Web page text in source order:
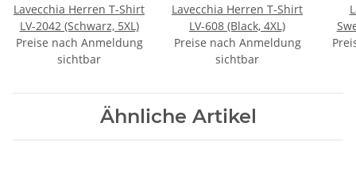
Lavecchia Herren T-Shirt
LV-2042 (Schwarz, 5XL)
Preise nach Anmeldung
sichtbar
Lavecchia Herren T-Shirt
LV-608 (Black, 4XL)
Preise nach Anmeldung
sichtbar
Ähnliche Artikel